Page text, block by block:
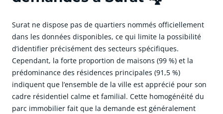
Surat ne dispose pas de quartiers nommés officiellement
dans les données disponibles, ce qui limite la possibilité
d’identifier précisément des secteurs spécifiques.
Cependant, la forte proportion de maisons (99 %) et la
prédominance des résidences principales (91,5 %)
indiquent que l’ensemble de la ville est apprécié pour son
cadre résidentiel calme et familial. Cette homogénéité du
parc immobilier fait que la demande est généralement